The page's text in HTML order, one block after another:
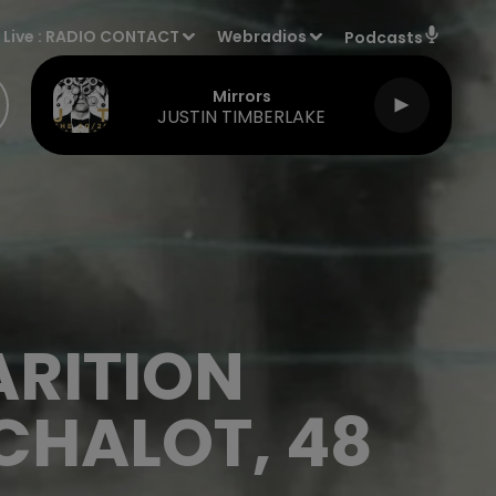
Live : RADIO CONTACT Webradios Podcasts
Mirrors
JUSTIN TIMBERLAKE
48